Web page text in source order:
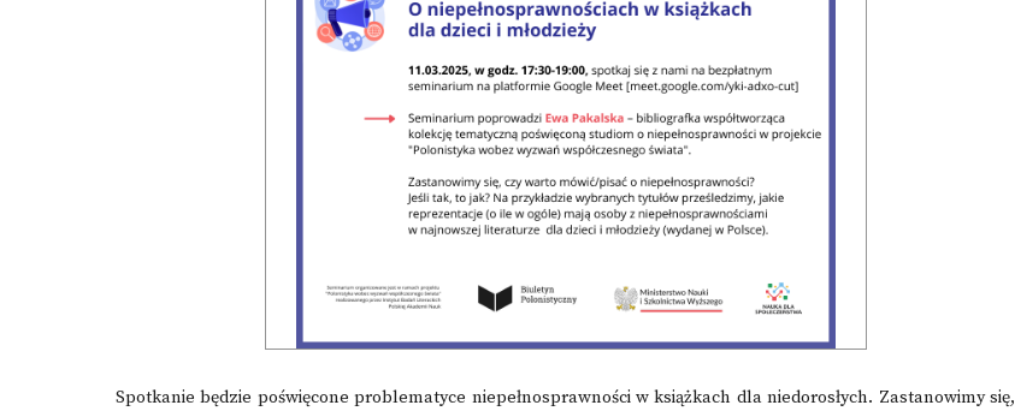
Spotkanie będzie poświęcone problematyce niepełnosprawności w książkach dla niedorosłych. Zastanowimy się,